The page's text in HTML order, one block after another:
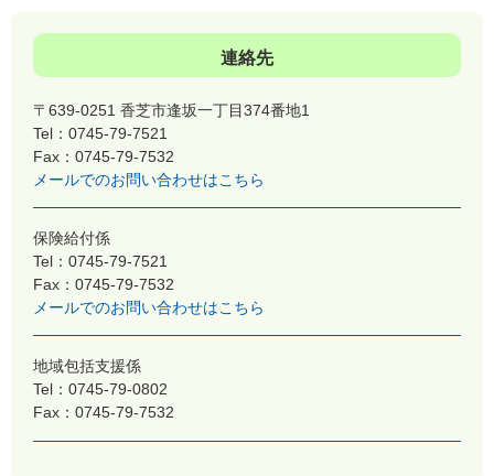
連絡先
〒639-0251 香芝市逢坂一丁目374番地1
Tel：0745-79-7521
Fax：0745-79-7532
メールでのお問い合わせはこちら
保険給付係
Tel：0745-79-7521
Fax：0745-79-7532
メールでのお問い合わせはこちら
地域包括支援係
Tel：0745-79-0802
Fax：0745-79-7532